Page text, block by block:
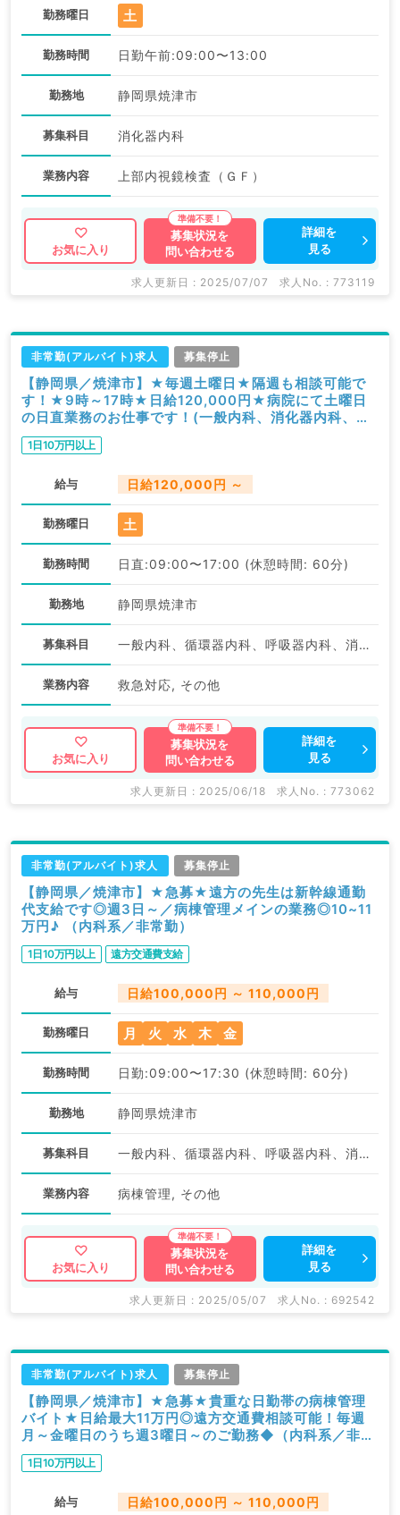
勤務曜日 土
勤務時間 日勤午前:09:00〜13:00
勤務地 静岡県焼津市
募集科目 消化器内科
業務内容 上部内視鏡検査（ＧＦ）
お気に入り
募集状況を
問い合わせる
詳細を
見る
求人更新日 : 2025/07/07 求人No. : 773119
非常勤(アルバイト)求人 募集停止
【静岡県／焼津市】★毎週土曜日★隔週も相談可能で
す！★9時～17時★日給120,000円★病院にて土曜日
の日直業務のお仕事です！(一般内科、消化器内科、循
環器内科、呼吸器内科、総合診療科、救急科／非常勤)
1日10万円以上
給与 日給120,000円 ～
勤務曜日 土
勤務時間 日直:09:00〜17:00 (休憩時間: 60分)
勤務地 静岡県焼津市
募集科目 一般内科、循環器内科、呼吸器内科、消化器内科、総合診療科、救急科・ＩＣＵ
業務内容 救急対応, その他
お気に入り
募集状況を
問い合わせる
詳細を
見る
求人更新日 : 2025/06/18 求人No. : 773062
非常勤(アルバイト)求人 募集停止
【静岡県／焼津市】★急募★遠方の先生は新幹線通勤
代支給です◎週3日～／病棟管理メインの業務◎10~11
万円♪ （内科系／非常勤）
1日10万円以上 遠方交通費支給
給与 日給100,000円 ～ 110,000円
勤務曜日 月 火 水 木 金
勤務時間 日勤:09:00〜17:30 (休憩時間: 60分)
勤務地 静岡県焼津市
募集科目 一般内科、循環器内科、呼吸器内科、消化器内科、内分泌・代謝内科、腎臓内科
業務内容 病棟管理, その他
お気に入り
募集状況を
問い合わせる
詳細を
見る
求人更新日 : 2025/05/07 求人No. : 692542
非常勤(アルバイト)求人 募集停止
【静岡県／焼津市】★急募★貴重な日勤帯の病棟管理
バイト★日給最大11万円◎遠方交通費相談可能！毎週
月～金曜日のうち週3曜日～のご勤務◆（内科系／非常
勤）
1日10万円以上
給与 日給100,000円 ～ 110,000円